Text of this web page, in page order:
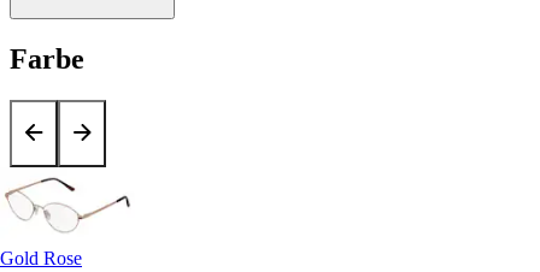
Farbe
Gold Rose